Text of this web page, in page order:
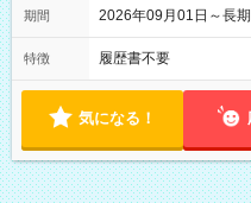
期間 2026年09月01日～
特徴 履歴書不要
気になる！